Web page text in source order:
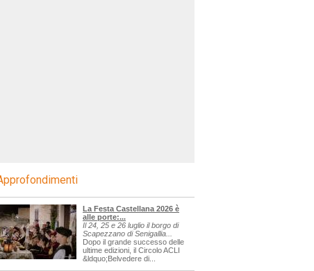
La Festa Castellana 2026 è
alle porte:...
Il 24, 25 e 26 luglio il borgo di
Scapezzano di Senigallia...
Dopo il grande successo delle
ultime edizioni, il Circolo ACLI
&ldquo;Belvedere di...